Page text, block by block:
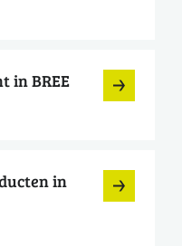
in BREE
in